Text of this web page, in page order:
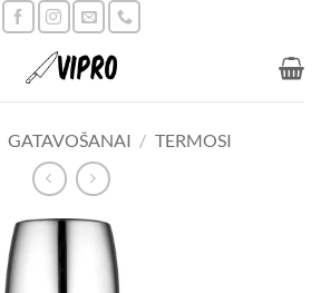
GATAVOŠANAI / TERMOSI